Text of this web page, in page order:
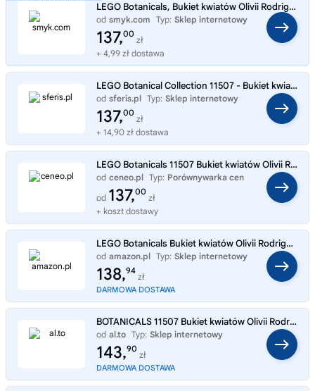
LEGO Botanicals, Bukiet kwiatów Olivii Rodrigo, 11507
od smyk.com Typ: Sklep internetowy
137,00
zł
+ 4,99 zł dostawa
LEGO Botanical Collection 11507 - Bukiet kwiatów Olivii Rodrigo
od sferis.pl Typ: Sklep internetowy
137,00
zł
+ 14,90 zł dostawa
LEGO Botanicals 11507 Bukiet kwiatów Olivii Rodrigo
od ceneo.pl Typ: Porównywarka cen
od 137,00
zł
+ koszt dostawy
LEGO Botanicals Bukiet kwiatów Olivii Rodrigo 11507 | Zabawka dla fanów muzyki pop, dekoracja do pokoju, prezent dla dzi
od amazon.pl Typ: Sklep internetowy
138,94
zł
DARMOWA DOSTAWA
BOTANICALS 11507 Bukiet kwiatów Olivii Rodrigo
od al.to Typ: Sklep internetowy
143,90
zł
DARMOWA DOSTAWA